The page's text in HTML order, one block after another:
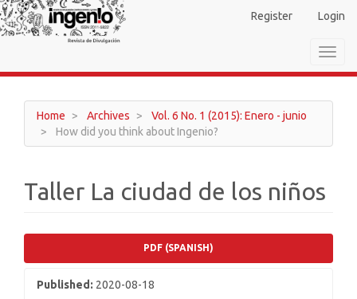
Main
Navigation
Main
Sidebar
Register Login
Home Archives
Vol. 6 No. 1 (2015): Enero - junio
How did you think about Ingenio?
Taller La ciudad de los niños
Article
Sidebar
PDF (SPANISH)
Published: 2020-08-18